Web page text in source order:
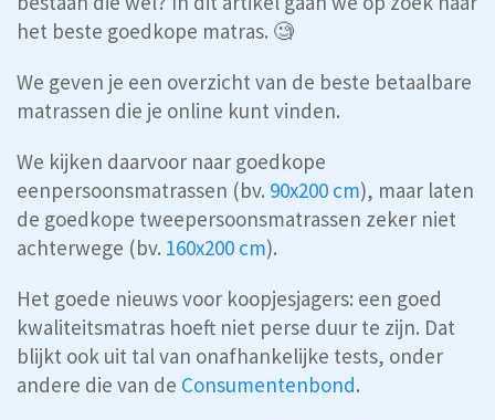
het beste goedkope matras. 🧐
We geven je een overzicht van de beste betaalbare
matrassen die je online kunt vinden.
We kijken daarvoor naar goedkope
eenpersoonsmatrassen (bv. 90x200 cm), maar laten
de goedkope tweepersoonsmatrassen zeker niet
achterwege (bv. 160x200 cm).
Het goede nieuws voor koopjesjagers: een goed
kwaliteitsmatras hoeft niet perse duur te zijn. Dat
blijkt ook uit tal van onafhankelijke tests, onder
andere die van de Consumentenbond.